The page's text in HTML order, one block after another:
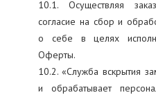
10.1. Осуществляя
согласие на сбор и
о себе в целях
Оферты.
10.2. «Служба вскрытия
и обрабатывает